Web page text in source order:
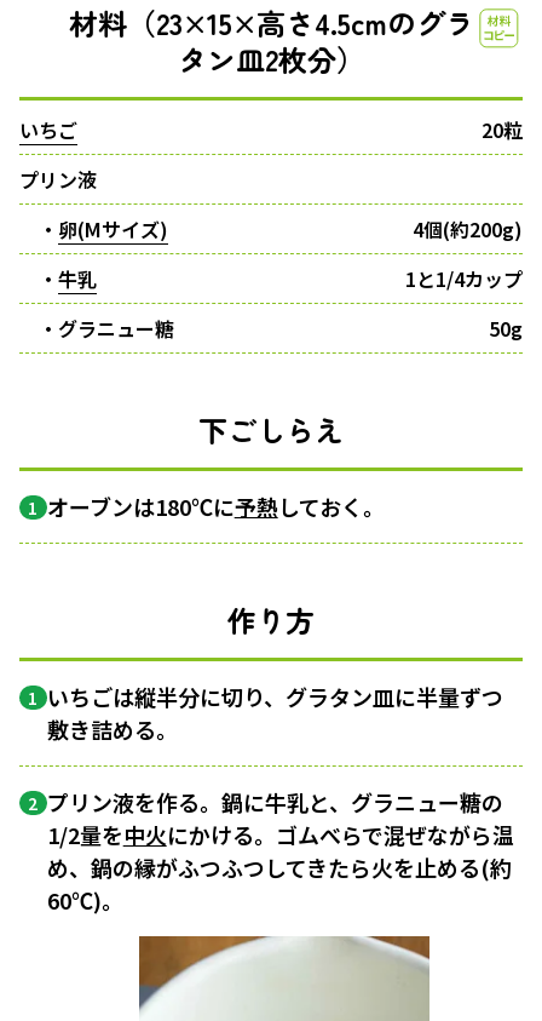
材料（23×15×高さ4.5cmのグラ
タン皿2枚分）
いちご
20粒
プリン液
・ 卵(Mサイズ)
4個(約200g)
・ 牛乳
1と1/4カップ
・グラニュー糖
50g
下ごしらえ
1 オーブンは180℃に予熱しておく。
作り方
1 いちごは縦半分に切り、グラタン皿に半量ずつ
敷き詰める。
2 プリン液を作る。鍋に牛乳と、グラニュー糖の
1/2量を中火にかける。ゴムべらで混ぜながら温
め、鍋の縁がふつふつしてきたら火を止める(約
60℃)。